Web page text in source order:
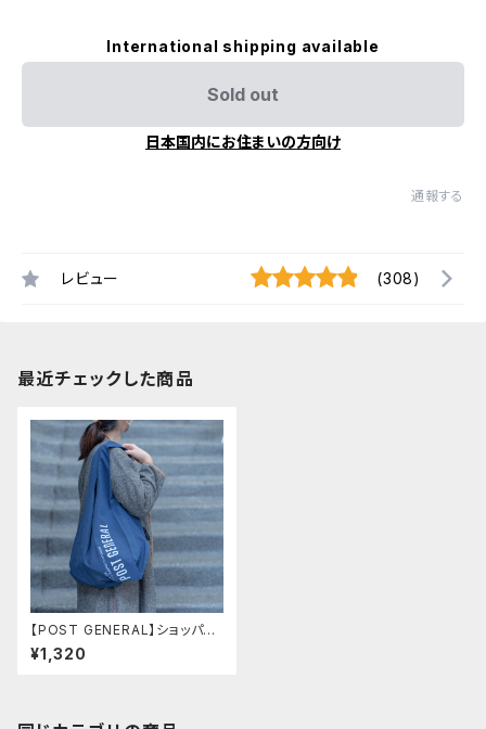
International shipping available
Sold out
日本国内にお住まいの方向け
通報する
レビュー (308)
最近チェックした商品
【POST GENERAL】ショッパー
バック 限定ネイビー
¥1,320